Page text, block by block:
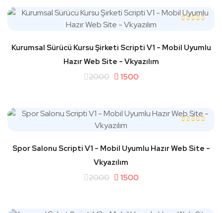
Kurumsal Sürücü Kursu Şirketi Scripti V1 - Mobil Uyumlu
Hazır Web Site - Vkyazılım
2000 1500
Spor Salonu Scripti V1 - Mobil Uyumlu Hazır Web Site -
Vkyazılım
2000 1500